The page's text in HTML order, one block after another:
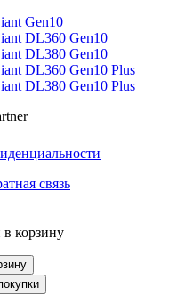
Gen10
DL360 Gen10
DL380 Gen10
DL360 Gen10 Plus
DL380 Gen10 Plus
связь
в корзину